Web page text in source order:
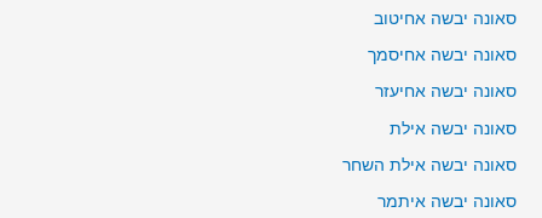
סאונה יבשה אחיטוב
סאונה יבשה אחיסמך
סאונה יבשה אחיעזר
סאונה יבשה אילת
סאונה יבשה אילת השחר
סאונה יבשה איתמר